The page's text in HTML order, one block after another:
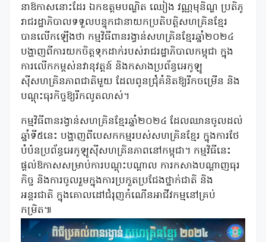
នាឱកាសនោះដែរ ឯកឧត្តមបណ្ឌិត ឈៀង វណ្ណមុនិណ្ឌ ប្រតិភូ
រាជរដ្ឋាភិបាលទទួលបន្ទុកជានាយកប្រតិបត្តិសហគ្រិនខ្មែរ
បានលើកឡើងថា កម្មវិធីពានរង្វាន់សហគ្រិនខ្មែរឆ្នាំ២០២៤
បង្ហាញពីការយកចិត្តទុកដាក់របស់រាជរដ្ឋាភិបាលកម្ពុជា ក្នុង
ការលើកកម្ពស់នវានុវត្តន៍ និងកសាងប្រព័ន្ធអេកូឡូ
ស៊ីសហគ្រិនភាពជាតិមួយ ដែលពូនជ្រុំគំនិតឱ្យរីកចម្រើន និង
បណ្តុះធុរកិច្ចឱ្យរីកលូតលាស់។
កម្មវិធីពានរង្វាន់សហគ្រិនខ្មែរឆ្នាំ២០២៤ ដែលឈានចូលដល់
ឆ្នាំទី៥នេះ បង្ហាញពីបេសកកម្មរបស់សហគ្រិនខ្មែរ ក្នុងការថែ
បំប៉នប្រព័ន្ធអេកូឡូស៊ីសហគ្រិនភាពនៅកម្ពុជា។ កម្មវិធីនេះ
ផ្តល់ឱកាសសម្រាប់ការបណ្តុះបណ្តាល ការកសាងបណ្តាញធុរ
កិច្ច និងការចូលរួមក្នុងការប្រកួតប្រជែងថ្នាក់ជាតិ និង
អន្តរជាតិ ក្នុងគោលដៅជំរុញកំណើនអាជីវកម្មនៅគ្រប់
កម្រិត៕